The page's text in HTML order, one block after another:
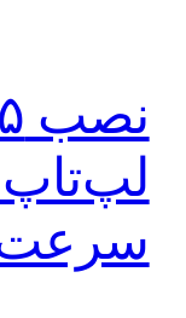
لپ‌تاپ
سرعت